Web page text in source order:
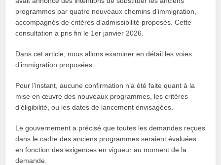
programmes par quatre nouveaux chemins d’immigration,
accompagnés de critères d’admissibilité proposés. Cette
consultation a pris fin le 1er janvier 2026.
Dans cet article, nous allons examiner en détail les voies
d’immigration proposées.
Pour l’instant, aucune confirmation n’a été faite quant à la
mise en œuvre des nouveaux programmes, les critères
d’éligibilité, ou les dates de lancement envisagées.
Le gouvernement a précisé que toutes les demandes reçues
dans le cadre des anciens programmes seraient évaluées
en fonction des exigences en vigueur au moment de la
demande.